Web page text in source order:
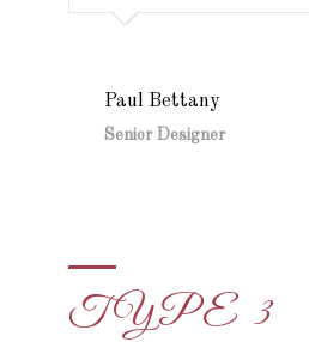
Paul Bettany
Senior Designer
TYPE 3